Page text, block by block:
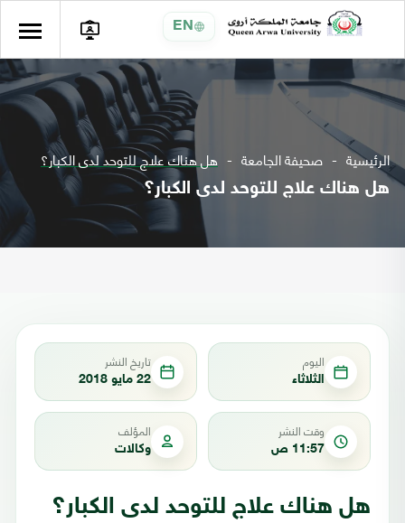
EN
الرئيسية صحيفة الجامعة هل هناك علاج للتوحد لدى الكبار؟
هل هناك علاج للتوحد لدى الكبار؟
اليوم
الثلاثاء
تاريخ النشر
22 مايو 2018
وقت النشر
11:57 ص
المؤلف
وكالات
هل هناك علاج للتوحد لدى الكبار؟